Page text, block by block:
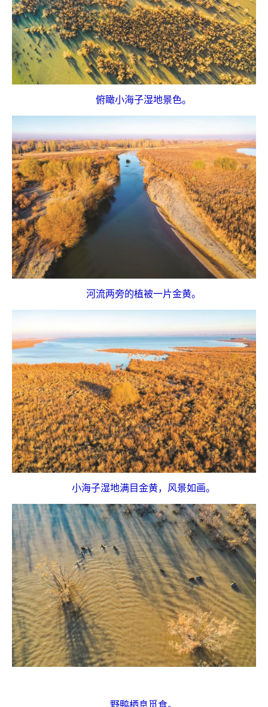
俯瞰小海子湿地景色。
河流两旁的植被一片金黄。
小海子湿地满目金黄，风景如画。